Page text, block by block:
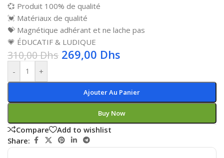
💞 Produit 100% de qualité
💓 Matériaux de qualité
💝 Magnétique adhérant et ne lache pas
💗 ÉDUCATIF & LUDIQUE
310,00Dhs 269,00 Dhs
- +
Ajouter Au Panier
Buy Now
Compare
Add to wishlist
Share: